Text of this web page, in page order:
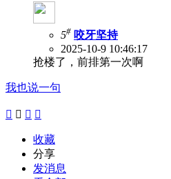
5# 咬牙坚持
2025-10-9 10:46:17
抢楼了，前排第一次啊
我也说一句
   
收藏
分享
发消息